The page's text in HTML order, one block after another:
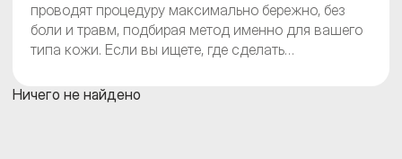
проводят процедуру максимально бережно, без
боли и травм, подбирая метод именно для вашего
типа кожи. Если вы ищете, где сделать
запишитесь на первичный осмотр, чтобы обсудить
Ничего не найдено